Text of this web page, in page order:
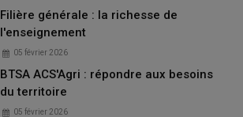
Filière générale : la richesse de
l'enseignement
05 février 2026
BTSA ACS'Agri : répondre aux besoins
du territoire
05 février 2026